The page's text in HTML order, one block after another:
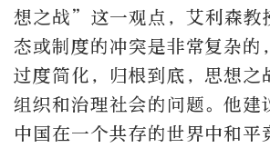
想之战”这一观点，艾利森教
态或制度的冲突是非常复杂的
过度简化，归根到底，思想之
组织和治理社会的问题。他建
中国在一个共存的世界中和平